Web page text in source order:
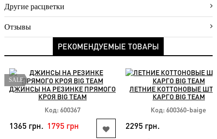
доставки
Условия
оплаты
Новинки
Скидки
продаж
Другие расцветки
Отзывы
РЕКОМЕНДУЕМЫЕ ТОВАРЫ
SALE
ДЖИНСЫ НА РЕЗИНКЕ ПРЯМОГО
КРОЯ BIG TEAM
Код: 600367
1365 грн. 1795 грн
ЛЕТНИЕ КОТТОНОВЫЕ
КАРГО BIG TEAM
Код: 600360-baige
2295 грн.